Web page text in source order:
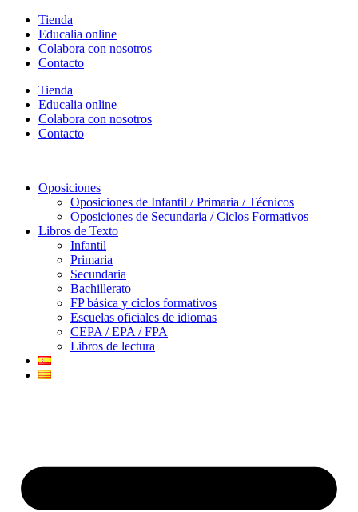
contenido
Tienda
Educalia online
Colabora con nosotros
Contacto
Tienda
Educalia online
Colabora con nosotros
Contacto
Oposiciones
Oposiciones de Infantil / Primaria / Técnicos
Oposiciones de Secundaria / Ciclos Formativos
Libros de Texto
Infantil
Primaria
Secundaria
Bachillerato
FP básica y ciclos formativos
Escuelas oficiales de idiomas
CEPA / EPA / FPA
Libros de lectura